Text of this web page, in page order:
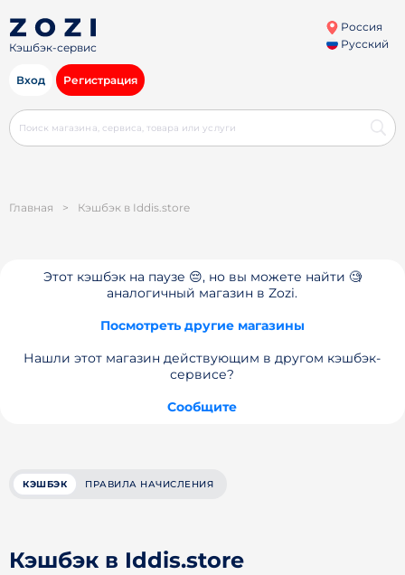
Кэшбэк-сервис
Россия
Русский
Вход Регистрация
Главная > Кэшбэк в Iddis.store
Этот кэшбэк на паузе 😔, но вы можете найти 🧐
аналогичный магазин в Zozi.
Посмотреть другие магазины
Нашли этот магазин действующим в другом кэшбэк-
сервисе?
Сообщите
КЭШБЭК ПРАВИЛА НАЧИСЛЕНИЯ
Кэшбэк в Iddis.store